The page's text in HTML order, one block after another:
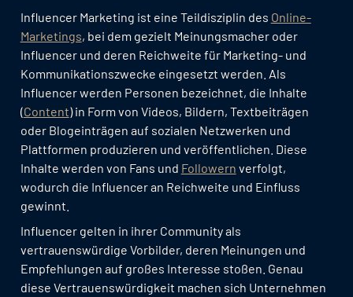
Influencer Marketing ist eine Teildisziplin des Online-
Marketings, bei dem gezielt Meinungsmacher oder
Influencer und deren Reichweite für Marketing- und
Kommunikationszwecke eingesetzt werden. Als
Influencer werden Personen bezeichnet, die Inhalte
(Content) in Form von Videos, Bildern, Textbeiträgen
oder Blogeinträgen auf sozialen Netzwerken und
Plattformen produzieren und veröffentlichen. Diese
Inhalte werden von Fans und Followern verfolgt,
wodurch die Influencer an Reichweite und Einfluss
gewinnt.
Influencer gelten in ihrer Community als
vertrauenswürdige Vorbilder, deren Meinungen und
Empfehlungen auf großes Interesse stoßen. Genau
diese Vertrauenswürdigkeit machen sich Unternehmen